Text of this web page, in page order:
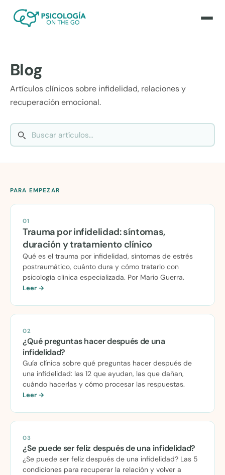
Blog
Artículos clínicos sobre infidelidad, relaciones y
recuperación emocional.
PARA EMPEZAR
01
Trauma por infidelidad: síntomas,
duración y tratamiento clínico
Qué es el trauma por infidelidad, síntomas de estrés
postraumático, cuánto dura y cómo tratarlo con
psicología clínica especializada. Por Mario Guerra.
Leer →
02
¿Qué preguntas hacer después de una
infidelidad?
Guía clínica sobre qué preguntas hacer después de
una infidelidad: las 12 que ayudan, las que dañan,
cuándo hacerlas y cómo procesar las respuestas.
Leer →
03
¿Se puede ser feliz después de una infidelidad?
¿Se puede ser feliz después de una infidelidad? Las 5
condiciones para recuperar la relación y volver a